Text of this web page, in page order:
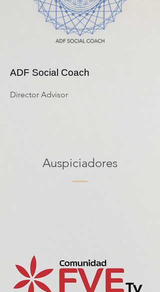
ADF Social Coach
Director Advisor
Auspiciadores